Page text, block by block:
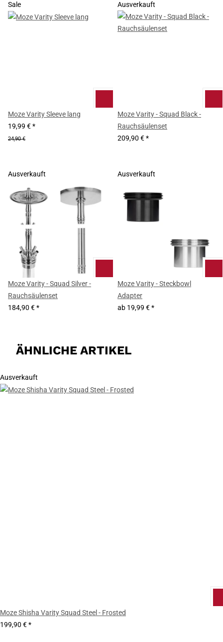
Sale
Moze Varity Sleeve lang
19,99 €*
24,90 €
Ausverkauft
Moze Varity - Squad Black -
Rauchsäulenset
209,90 €*
Ausverkauft
Moze Varity - Squad Silver -
Rauchsäulenset
184,90 €*
Ausverkauft
Moze Varity - Steckbowl
Adapter
ab 19,99 €*
ÄHNLICHE ARTIKEL
Ausverkauft
Moze Shisha Varity Squad Steel - Frosted
199,90 €*